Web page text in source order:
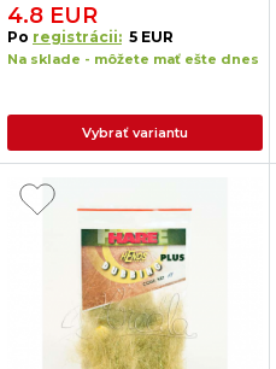
4.8 EUR
Po registrácii: 5 EUR
Na sklade - môžete mať ešte dnes
Vybrať variantu